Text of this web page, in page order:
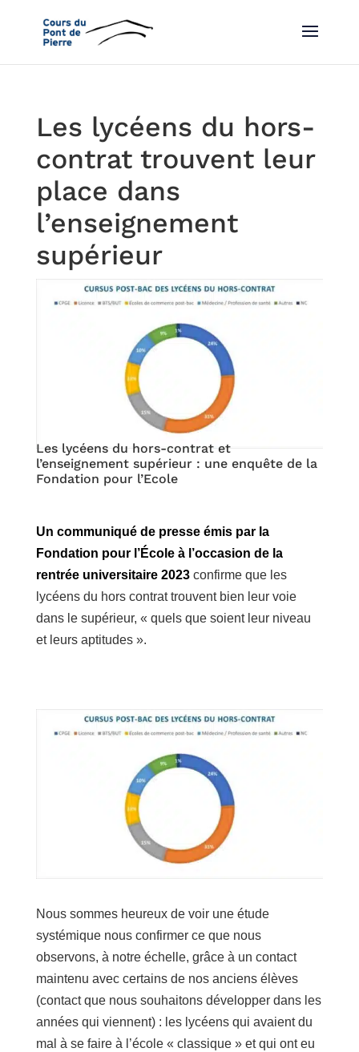
Les lycéens du hors-
contrat trouvent leur
place dans
l’enseignement
supérieur
Les lycéens du hors-contrat et
l’enseignement supérieur : une enquête de la
Fondation pour l’Ecole
Un communiqué de presse émis par la
Fondation pour l’École à l’occasion de la
rentrée universitaire 2023 confirme que les
lycéens du hors contrat trouvent bien leur voie
dans le supérieur, « quels que soient leur niveau
et leurs aptitudes ».
Nous sommes heureux de voir une étude
systémique nous confirmer ce que nous
observons, à notre échelle, grâce à un contact
maintenu avec certains de nos anciens élèves
(contact que nous souhaitons développer dans les
années qui viennent) : les lycéens qui avaient du
mal à se faire à l’école « classique » et qui ont eu